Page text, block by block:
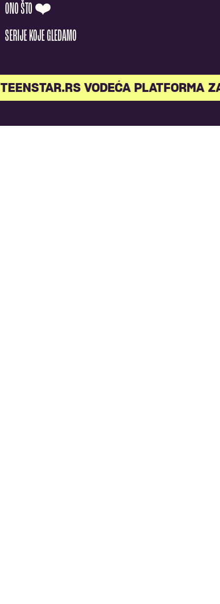
ONO ŠTO ❤️
SERIJE KOJE GLEDAMO
VODEĆA PLATFORMA